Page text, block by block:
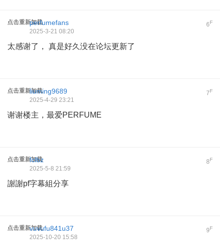
点击重新加载 6F
perfumefans
2025-3-21 08:20
太感谢了， 真是好久没在论坛更新了
点击重新加载 7F
liuming9689
2025-4-29 23:21
谢谢楼主，最爱PERFUME
点击重新加载 8F
fclbz
2025-5-8 21:59
謝謝pf字幕組分享
点击重新加载 9F
vuvufu841u37
2025-10-20 15:58